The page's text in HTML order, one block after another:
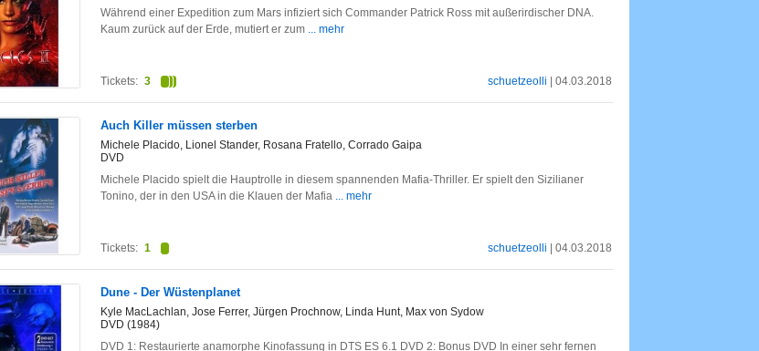
Während einer Expedition zum Mars infiziert sich Commander Patrick Ross mit außerirdischer DNA.
Kaum zurück auf der Erde, mutiert er zum ... mehr
schuetzeolli | 04.03.2018
Tickets: 3
Auch Killer müssen sterben
Michele Placido, Lionel Stander, Rosana Fratello, Corrado Gaipa
DVD
Michele Placido spielt die Hauptrolle in diesem spannenden Mafia-Thriller. Er spielt den Sizilianer
Tonino, der in den USA in die Klauen der Mafia ... mehr
schuetzeolli | 04.03.2018
Tickets: 1
Dune - Der Wüstenplanet
Kyle MacLachlan, Jose Ferrer, Jürgen Prochnow, Linda Hunt, Max von Sydow
DVD (1984)
DVD 1: Restaurierte anamorphe Kinofassung in DTS ES 6.1 DVD 2: Bonus DVD In einer sehr fernen